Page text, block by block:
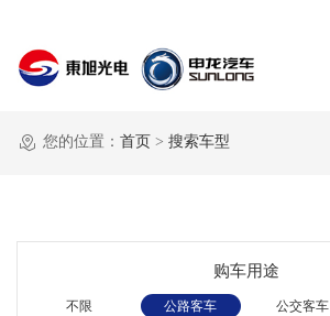
您的位置： 首页 > 搜索车型
购车用途
不限 公路客车 公交客车